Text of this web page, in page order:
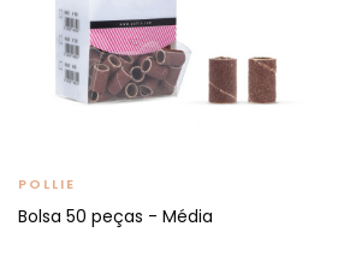
POLLIE
Bolsa 50 peças - Média